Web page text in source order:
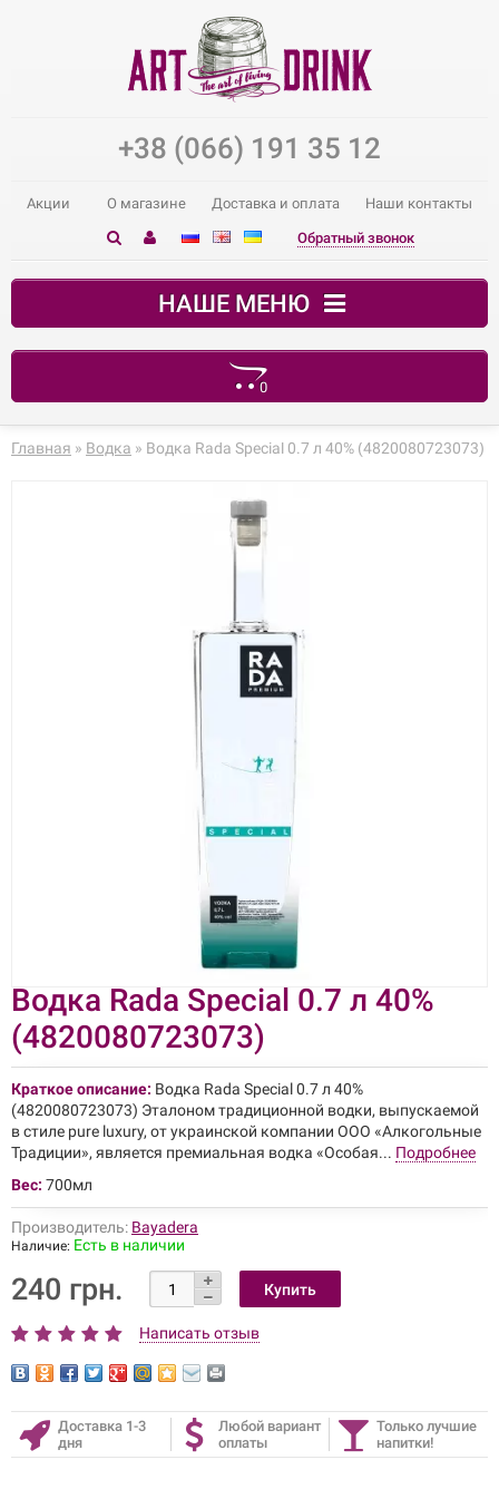
+38 (066) 191 35 12
Акции О магазине Доставка и оплата Наши контакты
Обратный звонок
НАШЕ МЕНЮ
0
В корзине пусто!
Главная » Водка » Водка Rada Special 0.7 л 40% (4820080723073)
Водка Rada Special 0.7 л 40%
(4820080723073)
Краткое описание: Водка Rada Special 0.7 л 40%
(4820080723073) Эталоном традиционной водки, выпускаемой
в стиле pure luxury, от украинской компании ООО «Алкогольные
Традиции», является премиальная водка «Особая... Подробнее
Вес: 700мл
Производитель: Bayadera
Наличие: Есть в наличии
240 грн.
Написать отзыв
Доставка 1-3
дня
Любой вариант
оплаты
Только лучшие
напитки!